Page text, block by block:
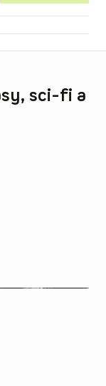
sci-fi a